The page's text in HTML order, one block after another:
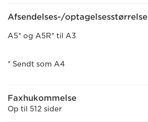
Afsendelses-/optagelsesstørrelse
A5* og A5R* til A3
* Sendt som A4
Faxhukommelse
Op til 512 sider